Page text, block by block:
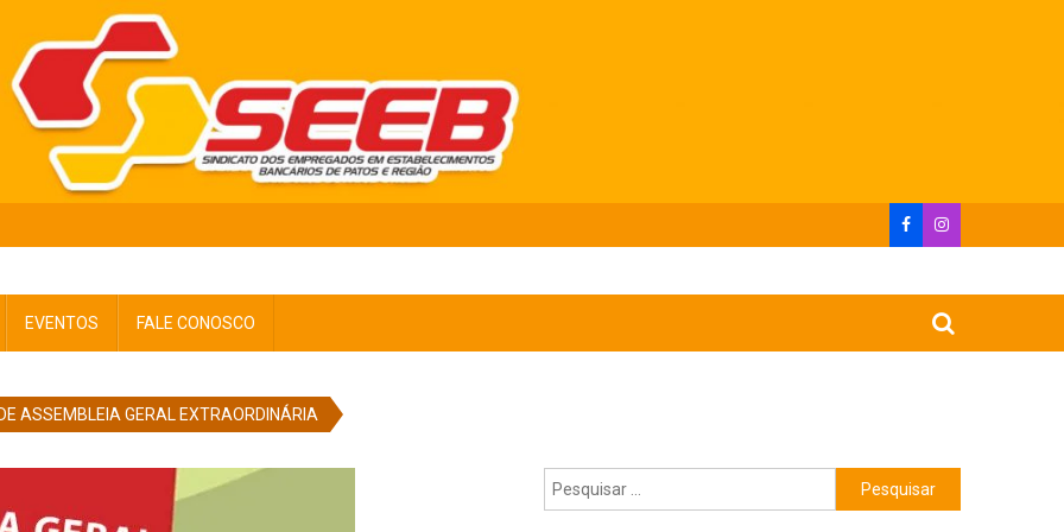
EVENTOS FALE CONOSCO
ASSEMBLEIA GERAL EXTRAORDINÁRIA
Pesquisar
por: